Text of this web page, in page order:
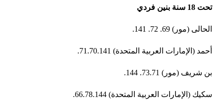
تحت 18 سنة بنين فردي
الحالى (مور) 69. 72. 141.
أحمد (الإمارات العربية المتحدة) 71.70.141.
بن شريف (مور) 73.71. 144.
سكيك (الإمارات العربية المتحدة) 66.78.144.